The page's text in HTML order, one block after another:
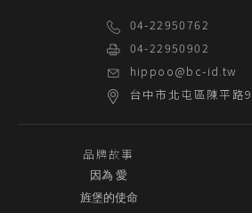
04-22950762
04-22950902
hippoo@bc-id.tw
台中市北屯區陳平路
品牌故事
因為 愛
旌堡的使命